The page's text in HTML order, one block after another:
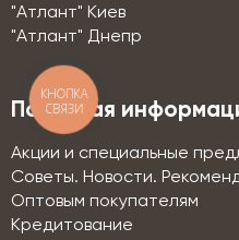
"Атлант" Киев
"Атлант" Днепр
Полезная
Акции и специальные
Советы. Новости.
Оптовым покупателям
Кредитование
КНОПКА
СВЯЗИ